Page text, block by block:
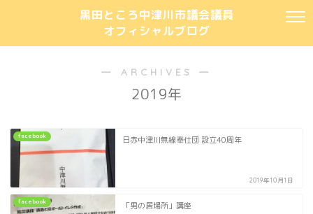
黒田ところ中津川市議会議員
オフィシャルブログ
― ARCHIVES ―
2019年
facebook 日赤中津川無線奉仕団 設立40周年
2019年10月1日
facebook 「男の居場所」講座